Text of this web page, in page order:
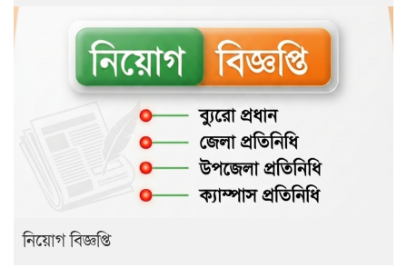
নিয়োগ বিজ্ঞপ্তি